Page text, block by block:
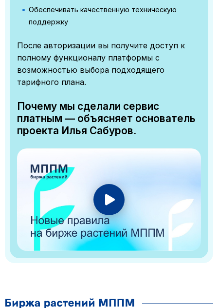
Обеспечивать качественную техническую
поддержку
После авторизации вы получите доступ к
полному функционалу платформы с
возможностью выбора подходящего
тарифного плана.
Почему мы сделали сервис
платным — объясняет основатель
проекта Илья Сабуров.